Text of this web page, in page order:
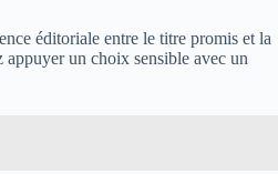
éditoriale entre le titre promis et la
appuyer un choix sensible avec un